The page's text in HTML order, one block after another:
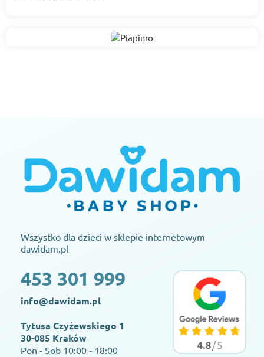
Wszystko dla dzieci w sklepie internetowym
dawidam.pl
453 301 999
info@dawidam.pl
Tytusa Czyżewskiego 1
30-085 Kraków
Pon - Sob 10:00 - 18:00